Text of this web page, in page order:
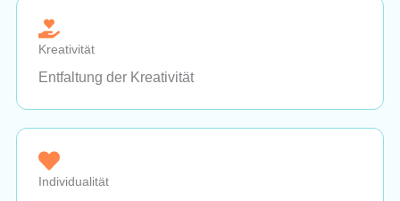
Kreativität
Entfaltung der Kreativität
Individualität